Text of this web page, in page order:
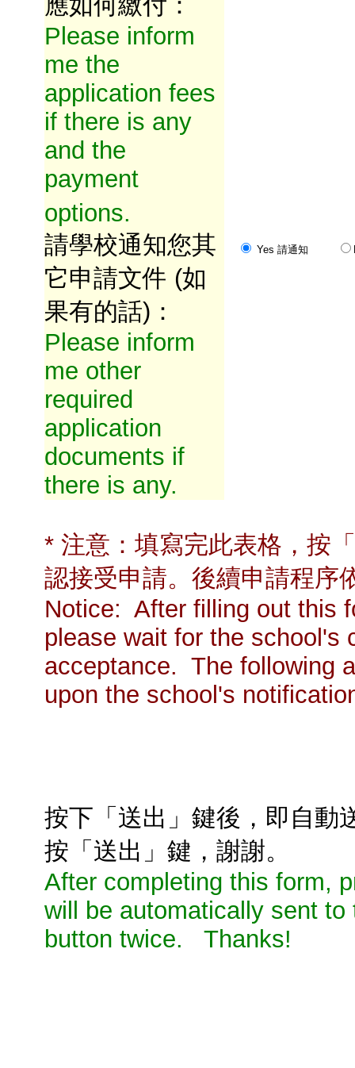
Please inform
me the
application fees
if there is any
and the
payment
options.
請學校通知您其
它申請文件 (如
果有的話)：
Please inform
me other
required
application
documents if
there is any.
Yes 請通知
* 注意：填寫完此表格，按
認接受申請。後續申請程序
Notice: After filling out this
please wait for the school's
acceptance. The following
upon the school's
按下「送出」鍵後，即自動
按「送出」鍵，謝謝。
After completing this form,
will be automatically sent
button twice. Thanks!